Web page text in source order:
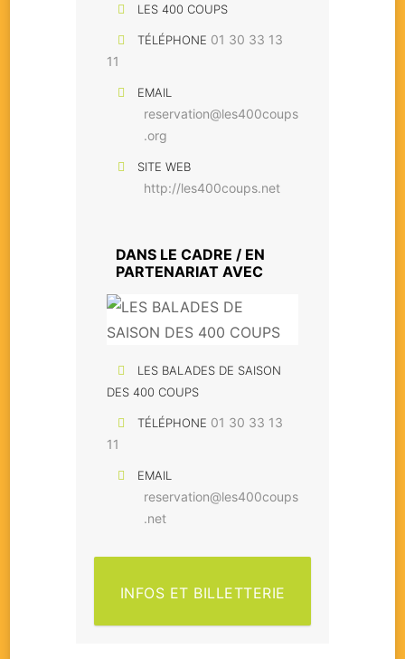
LES 400 COUPS
TÉLÉPHONE 01 30 33 13
11
EMAIL
reservation@les400coups
.org
SITE WEB
http://les400coups.net
DANS LE CADRE / EN
PARTENARIAT AVEC
LES BALADES DE SAISON
DES 400 COUPS
TÉLÉPHONE 01 30 33 13
11
EMAIL
reservation@les400coups
.net
INFOS ET BILLETTERIE